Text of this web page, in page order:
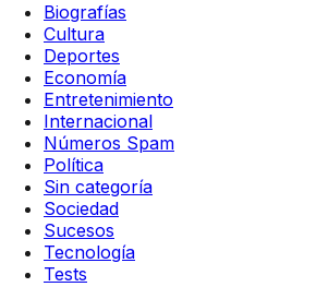
Biografías
Cultura
Deportes
Economía
Entretenimiento
Internacional
Números Spam
Política
Sin categoría
Sociedad
Sucesos
Tecnología
Tests